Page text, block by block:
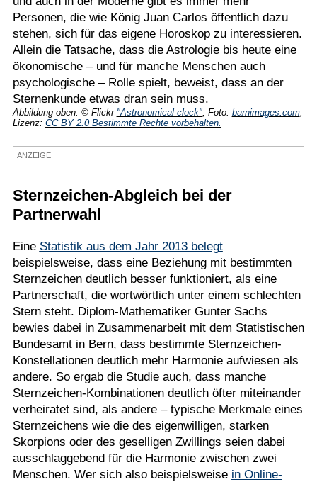
Personen, die wie König Juan Carlos öffentlich dazu
stehen, sich für das eigene Horoskop zu interessieren.
Allein die Tatsache, dass die Astrologie bis heute eine
ökonomische – und für manche Menschen auch
psychologische – Rolle spielt, beweist, dass an der
Sternenkunde etwas dran sein muss.
Abbildung oben: © Flickr "Astronomical clock", Foto: barnimages.com,
Lizenz: CC BY 2.0 Bestimmte Rechte vorbehalten.
ANZEIGE
Sternzeichen-Abgleich bei der
Partnerwahl
Eine Statistik aus dem Jahr 2013 belegt
beispielsweise, dass eine Beziehung mit bestimmten
Sternzeichen deutlich besser funktioniert, als eine
Partnerschaft, die wortwörtlich unter einem schlechten
Stern steht. Diplom-Mathematiker Gunter Sachs
bewies dabei in Zusammenarbeit mit dem Statistischen
Bundesamt in Bern, dass bestimmte Sternzeichen-
Konstellationen deutlich mehr Harmonie aufwiesen als
andere. So ergab die Studie auch, dass manche
Sternzeichen-Kombinationen deutlich öfter miteinander
verheiratet sind, als andere – typische Merkmale eines
Sternzeichens wie die des eigenwilligen, starken
Skorpions oder des geselligen Zwillings seien dabei
ausschlaggebend für die Harmonie zwischen zwei
Menschen. Wer sich also beispielsweise in Online-